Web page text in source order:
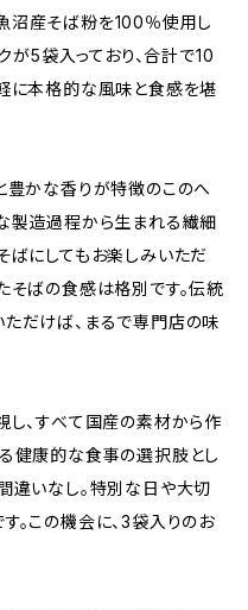
沼産そば粉を100％使用し
が5袋入っており、合計で10
に本格的な風味と食感を堪
豊かな香りが特徴のこのへ
製造過程から生まれる繊細
ばにしてもお楽しみいただ
そばの食感は格別です。伝統
だけば、まるで専門店の味
し、すべて国産の素材から作
健康的な食事の選択肢とし
違いなし。特別な日や大切
。この機会に、3袋入りのお